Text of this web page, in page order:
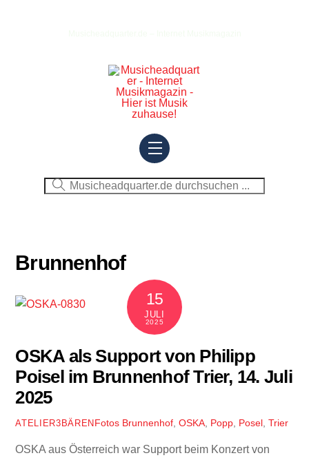
Menu
Brunnenhof
15
JULI
2025
OSKA als Support von Philipp
Poisel im Brunnenhof Trier, 14. Juli
2025
ATELIER3BÄRENFotos Brunnenhof, OSKA, Popp, Posel, Trier
OSKA aus Österreich war Support beim Konzert von